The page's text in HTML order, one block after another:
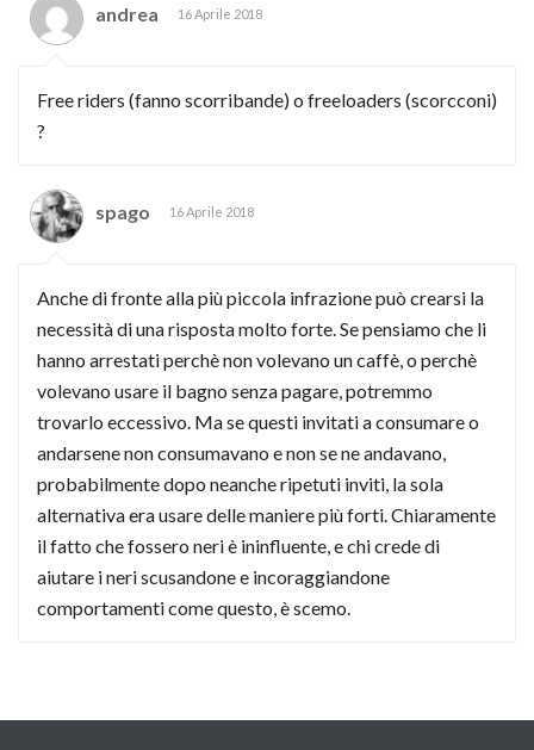
andrea 16 Aprile 2018
Free riders (fanno scorribande) o freeloaders (scorcconi)
?
spago 16 Aprile 2018
Anche di fronte alla più piccola infrazione può crearsi la
necessità di una risposta molto forte. Se pensiamo che li
hanno arrestati perchè non volevano un caffè, o perchè
volevano usare il bagno senza pagare, potremmo
trovarlo eccessivo. Ma se questi invitati a consumare o
andarsene non consumavano e non se ne andavano,
probabilmente dopo neanche ripetuti inviti, la sola
alternativa era usare delle maniere più forti. Chiaramente
il fatto che fossero neri è ininfluente, e chi crede di
aiutare i neri scusandone e incoraggiandone
comportamenti come questo, è scemo.